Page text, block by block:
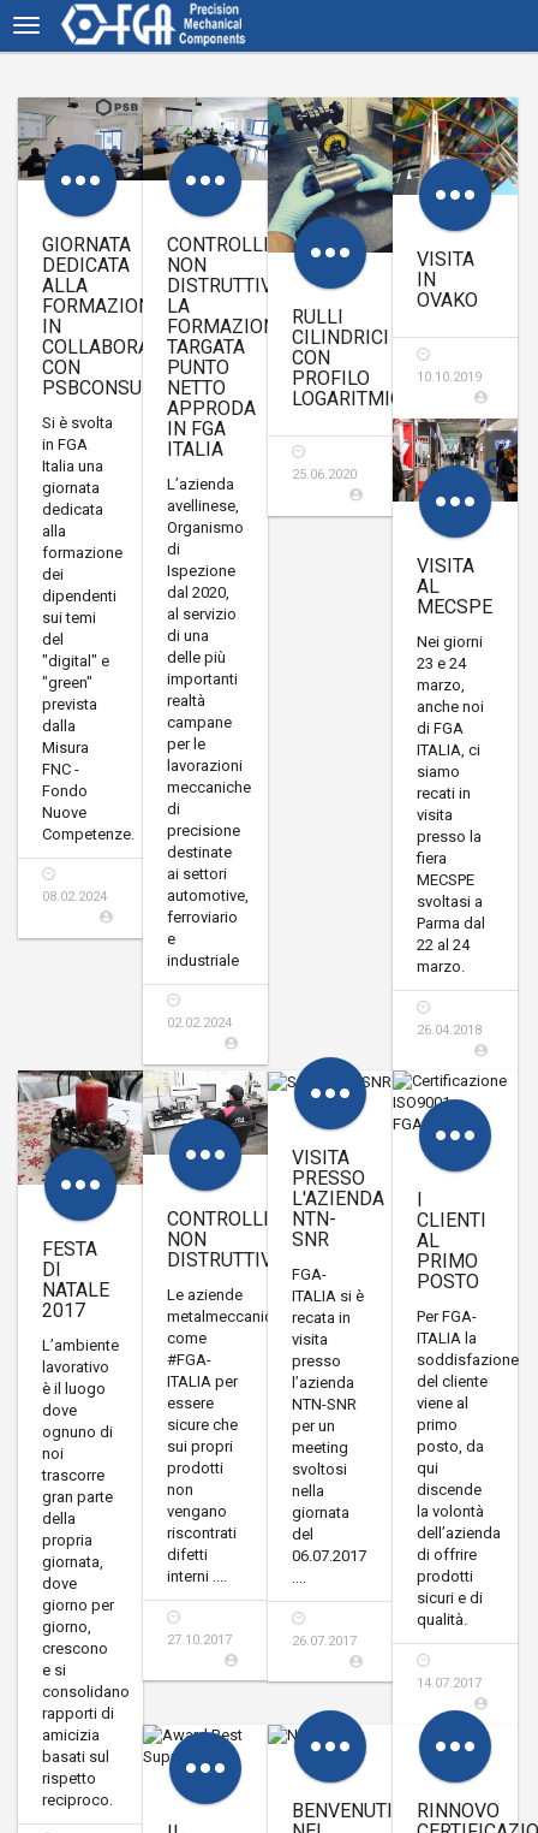
GIORNATA
DEDICATA
ALLA
FORMAZIONE
IN
COLLABORAZIONE
CON
PSBCONSULTING
Si è svolta
in FGA
Italia una
giornata
dedicata
alla
formazione
dei
dipendenti
sui temi
del
"digital" e
"green"
prevista
dalla
Misura
FNC -
Fondo
Nuove
Competenze.
08.02.2024
CONTROLLI
NON
DISTRUTTIVI.
LA
FORMAZIONE
TARGATA
PUNTO
NETTO
APPRODA
IN FGA
ITALIA
L’azienda
avellinese,
Organismo
di
Ispezione
dal 2020,
al servizio
di una
delle più
importanti
realtà
campane
per le
lavorazioni
meccaniche
di
precisione
destinate
ai settori
automotive,
ferroviario
e
industriale
02.02.2024
RULLI
CILINDRICI
CON
PROFILO
LOGARITMICO
25.06.2020
VISITA
IN
OVAKO
10.10.2019
VISITA
AL
MECSPE
Nei giorni
23 e 24
marzo,
anche noi
di FGA
ITALIA, ci
siamo
recati in
visita
presso la
fiera
MECSPE
svoltasi a
Parma dal
22 al 24
marzo.
26.04.2018
FESTA
DI
NATALE
2017
L’ambiente
lavorativo
è il luogo
dove
ognuno di
noi
trascorre
gran parte
della
propria
giornata,
dove
giorno per
giorno,
crescono
e si
consolidano
rapporti di
amicizia
basati sul
rispetto
reciproco.
CONTROLLI
NON
DISTRUTTIVI
Le aziende
metalmeccaniche,
come
#FGA-
ITALIA per
essere
sicure che
sui propri
prodotti
non
vengano
riscontrati
difetti
interni ....
27.10.2017
VISITA
PRESSO
L'AZIENDA
NTN-
SNR
FGA-
ITALIA si è
recata in
visita
presso
l’azienda
NTN-SNR
per un
meeting
svoltosi
nella
giornata
del
06.07.2017
....
26.07.2017
CLIENTI
AL
PRIMO
POSTO
Per FGA-
ITALIA la
soddisfazione
del cliente
viene al
primo
posto, da
qui
discende
la volontà
dell’azienda
di offrire
prodotti
sicuri e di
qualità.
14.07.2017
BENVENUTI
RINNOVO